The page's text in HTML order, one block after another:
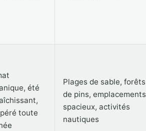
été
toute
Plages de sable, forêts
de pins, emplacements
spacieux, activités
nautiques